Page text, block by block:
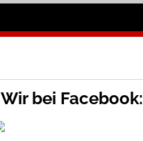
Wir bei Facebook: